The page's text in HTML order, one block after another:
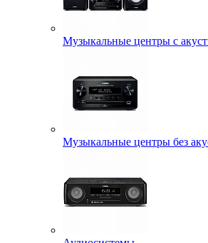
Музыкальные центры с
Музыкальные центры без